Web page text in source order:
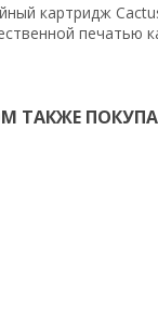
картридж
печатью
ТАКЖЕ